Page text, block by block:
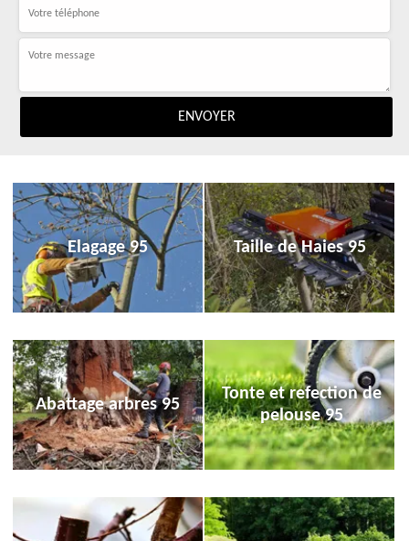
Elagage 95 Taille de Haies 95
Abattage arbres 95
Tonte et refection de
pelouse 95